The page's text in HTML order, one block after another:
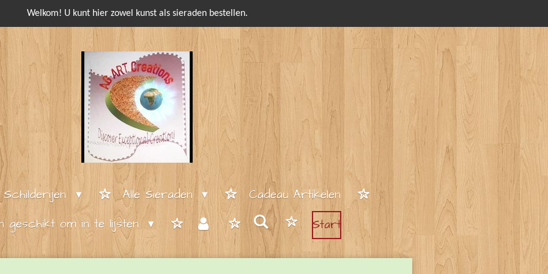
Welkom! U kunt hier zowel kunst als sieraden bestellen.
Schilderijen Alle Sieraden
Cadeau Artikelen
geschikt om in te lijsten
Start